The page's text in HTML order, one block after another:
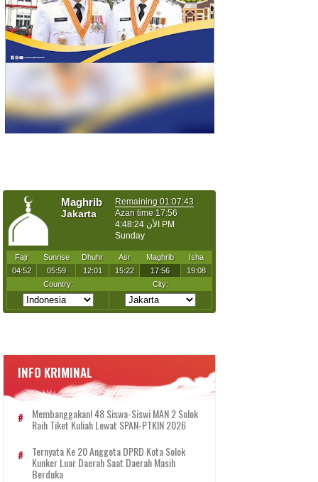
INFO KRIMINAL
Membanggakan! 48 Siswa-Siswi MAN 2 Solok
Raih Tiket Kuliah Lewat SPAN-PTKIN 2026
Ternyata Ke 20 Anggota DPRD Kota Solok
Kunker Luar Daerah Saat Daerah Masih
Berduka